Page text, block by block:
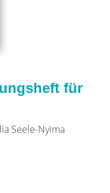
für
Seele-Nyima